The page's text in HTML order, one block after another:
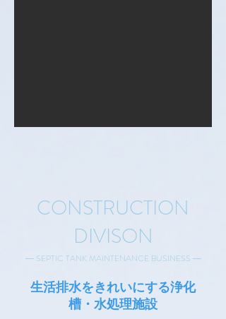
CONSTRUCTION
DIVISON
― SEPTIC TANK MAINTENANCE BUSINESS ―
生活排水をきれいにする浄化
槽・水処理施設